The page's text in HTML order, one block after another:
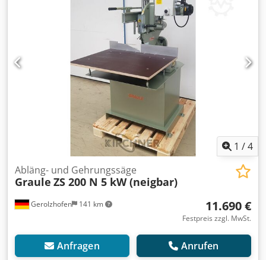
Absauganschluss: 100mm Maschinenlänge:
Maschinenbreite: Gewicht: 300kg
1 /4
Gerolzhofen 141 km
Abläng- und Gehrungssäge
Graule ZS 200 N 5 kW (neigbar)
11.690 €
Festpreis zzgl. MwSt.
Anfragen Anrufen